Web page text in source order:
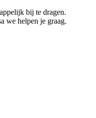
bij te dragen.
we helpen je graag.